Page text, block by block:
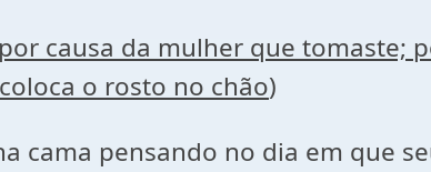
causa da mulher que tomaste;
o rosto no chão)
cama pensando no dia em que